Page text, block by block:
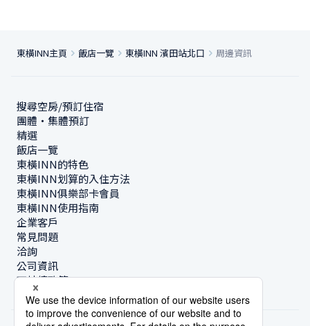
東橫INN主頁 飯店一覽 東橫INN 濱田站北口 周邊資訊
搜尋空房/預訂住宿
團體・集體預訂
精選
飯店一覽
東橫INN的特色
東橫INN划算的入住方法
東橫INN俱樂部卡會員
東橫INN使用指南
企業客戶
常見問題
洽詢
公司資訊
可持續政策